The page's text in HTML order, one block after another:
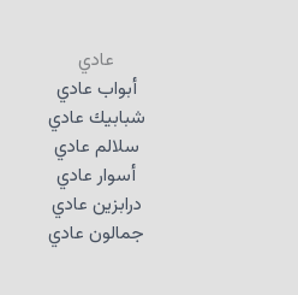
عادي
أبواب عادي
شبابيك عادي
سلالم عادي
أسوار عادي
درابزين عادي
جمالون عادي